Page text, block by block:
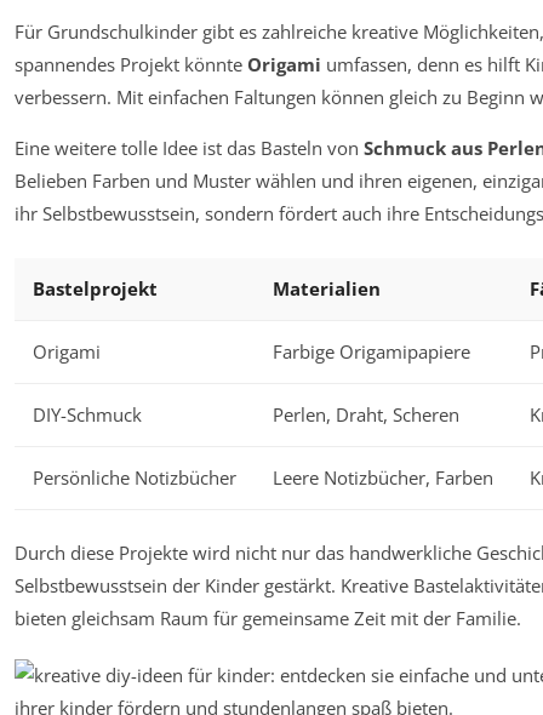
Für Grundschulkinder gibt es zahlreiche kreative
spannendes Projekt könnte Origami umfassen, denn es hilft
verbessern. Mit einfachen Faltungen können gleich zu Beginn
Eine weitere tolle Idee ist das Basteln von Schmuck aus
Belieben Farben und Muster wählen und ihren eigenen,
ihr Selbstbewusstsein, sondern fördert auch ihre
Bastelprojekt Materialien
Origami Farbige Origamipapiere
DIY-Schmuck Perlen, Draht, Scheren
Persönliche Notizbücher Leere Notizbücher, Farben
Durch diese Projekte wird nicht nur das handwerkliche
Selbstbewusstsein der Kinder gestärkt. Kreative
bieten gleichsam Raum für gemeinsame Zeit mit der Familie.